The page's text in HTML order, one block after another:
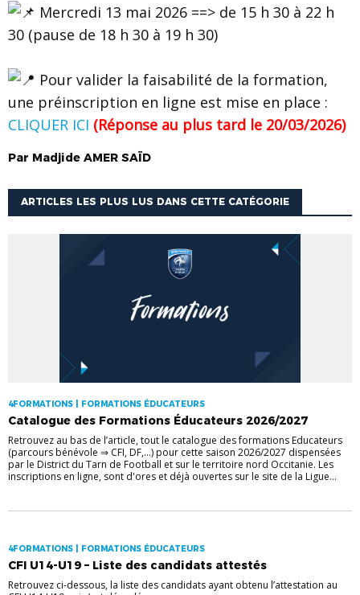
Mercredi 13 mai 2026 ==> de 15 h 30 à 22 h
30 (pause de 18 h 30 à 19 h 30)
Pour valider la faisabilité de la formation,
une préinscription en ligne est mise en place :
CLIQUER ICI (Réponse au plus tard le 20/03/2026)
Par Madjide AMER SAÏD
ARTICLES LES PLUS LUS DANS CETTE CATÉGORIE
4FORMATIONS | FORMATIONS ÉDUCATEURS
Catalogue des Formations Éducateurs 2026/2027
Retrouvez au bas de l’article, tout le catalogue des formations Educateurs
(parcours bénévole ⇒ CFI, DF,...) pour cette saison 2026/2027 dispensées
par le District du Tarn de Football et sur le territoire nord Occitanie. Les
inscriptions en ligne, sont d'ores et déjà ouvertes sur le site de la Ligue...
4FORMATIONS | FORMATIONS ÉDUCATEURS
CFI U14-U19 – Liste des candidats attestés
Retrouvez ci-dessous, la liste des candidats ayant obtenu l’attestation au